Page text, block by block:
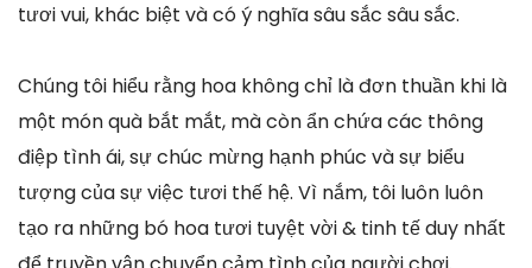
tươi vui, khác biệt và có ý nghĩa sâu sắc sâu sắc.
Chúng tôi hiểu rằng hoa không chỉ là đơn thuần khi là
một món quà bắt mắt, mà còn ẩn chứa các thông
điệp tình ái, sự chúc mừng hạnh phúc và sự biểu
tượng của sự việc tươi thế hệ. Vì nắm, tôi luôn luôn
tạo ra những bó hoa tươi tuyệt vời & tinh tế duy nhất